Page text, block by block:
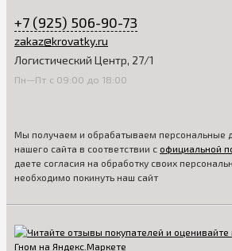
+7 (925) 506-90-73
zakaz@krovatky.ru
Логистический Центр, 27/1
Пн—Пт с 09:00 до 18:00
Мы получаем и обрабатываем персональные
нашего сайта в соответствии с официальной
даете согласия на обработку своих
необходимо покинуть наш сайт